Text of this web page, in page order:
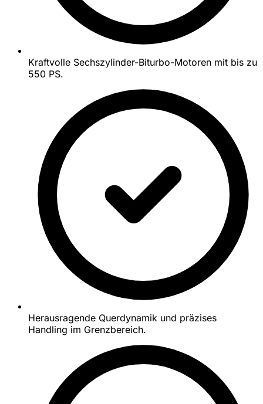
Kraftvolle Sechszylinder-Biturbo-Motoren mit bis zu
550 PS.
Herausragende Querdynamik und präzises
Handling im Grenzbereich.